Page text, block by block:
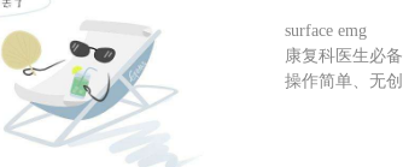
surface emg
康复科医生必
操作简单、无